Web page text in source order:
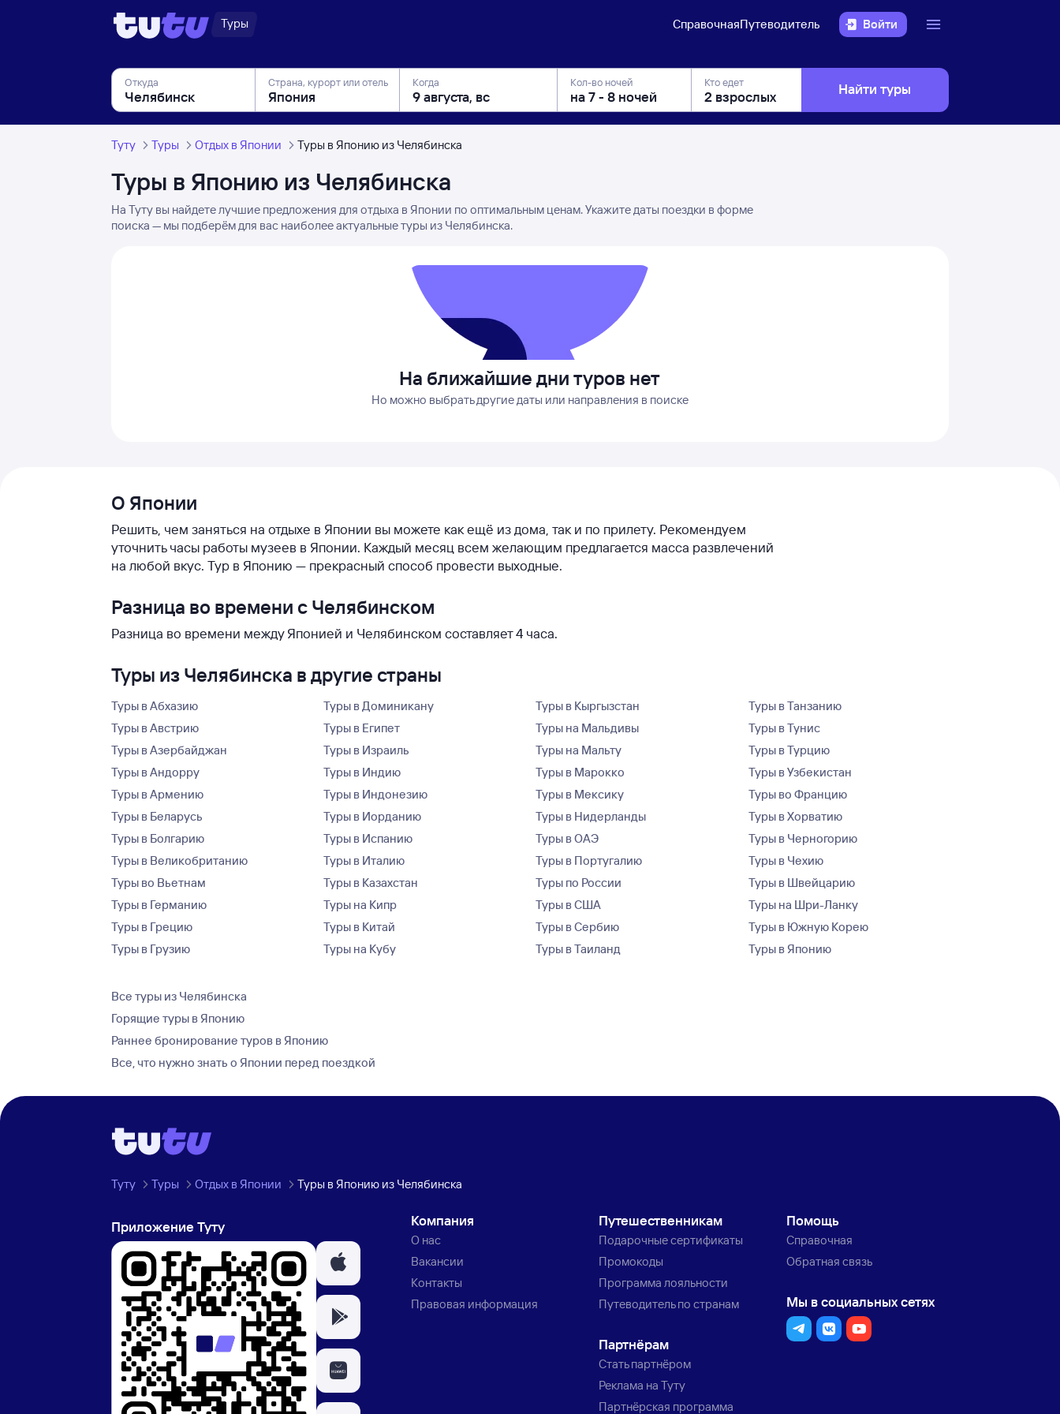
Туры СправочнаяПутеводитель Войти
Откуда Страна, курорт или отель Когда Кол-во ночей Кто едет Найти туры
Туту Туры Отдых в Японии Туры в Японию из Челябинска
Туры в Японию из Челябинска
На Туту вы найдете лучшие предложения для отдыха в Японии по оптимальным ценам. Укажите даты поездки в форме
поиска — мы подберём для вас наиболее актуальные туры из Челябинска.
На ближайшие дни туров нет
Но можно выбрать другие даты или направления в поиске
О Японии
Решить, чем заняться на отдыхе в Японии вы можете как ещё из дома, так и по прилету. Рекомендуем
уточнить часы работы музеев в Японии. Каждый месяц всем желающим предлагается масса развлечений
на любой вкус. Тур в Японию — прекрасный способ провести выходные.
Разница во времени с Челябинском
Разница во времени между Японией и Челябинском составляет 4 часа.
Туры из Челябинска в другие страны
Туры в Абхазию
Туры в Австрию
Туры в Азербайджан
Туры в Андорру
Туры в Армению
Туры в Беларусь
Туры в Болгарию
Туры в Великобританию
Туры во Вьетнам
Туры в Германию
Туры в Грецию
Туры в Грузию
Туры в Доминикану
Туры в Египет
Туры в Израиль
Туры в Индию
Туры в Индонезию
Туры в Иорданию
Туры в Испанию
Туры в Италию
Туры в Казахстан
Туры на Кипр
Туры в Китай
Туры на Кубу
Туры в Кыргызстан
Туры на Мальдивы
Туры на Мальту
Туры в Марокко
Туры в Мексику
Туры в Нидерланды
Туры в ОАЭ
Туры в Португалию
Туры по России
Туры в США
Туры в Сербию
Туры в Таиланд
Туры в Танзанию
Туры в Тунис
Туры в Турцию
Туры в Узбекистан
Туры во Францию
Туры в Хорватию
Туры в Черногорию
Туры в Чехию
Туры в Швейцарию
Туры на Шри-Ланку
Туры в Южную Корею
Туры в Японию
Все туры из Челябинска
Горящие туры в Японию
Раннее бронирование туров в Японию
Все, что нужно знать о Японии перед поездкой
Туту Туры Отдых в Японии Туры в Японию из Челябинска
Приложение Туту Компания
О нас
Вакансии
Контакты
Правовая информация
Путешественникам
Подарочные сертификаты
Промокоды
Программа лояльности
Путеводитель по странам
Партнёрам
Стать партнёром
Реклама на Туту
Партнёрская программа
Помощь
Справочная
Обратная связь
Мы в социальных сетях